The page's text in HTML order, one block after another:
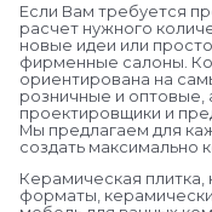
Если Вам требуется
расчет нужного
новые идеи или
фирменные салоны.
ориентирована на
розничные и оптовые,
проектировщики и
Мы предлагаем для
создать максимально
Керамическая плитка,
форматы,